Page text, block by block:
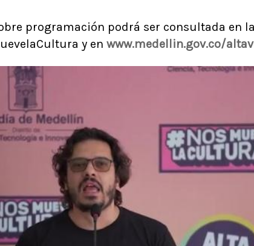
programación podrá ser consultada en
y en www.medellin.gov.co/